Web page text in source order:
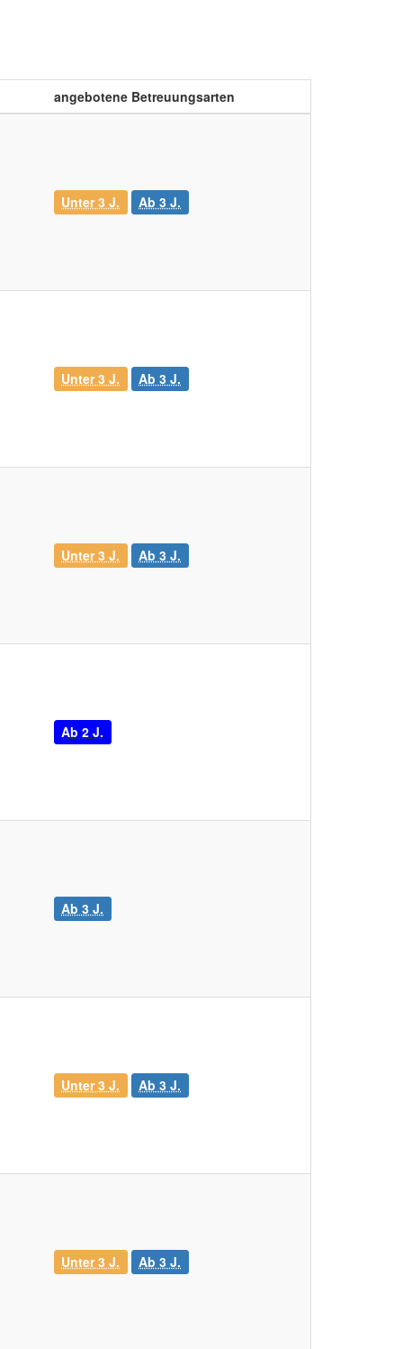
angebotene Betreuungsarten
Unter 3 J. Ab 3 J.
Unter 3 J. Ab 3 J.
Unter 3 J. Ab 3 J.
Ab 2 J.
Ab 3 J.
Unter 3 J. Ab 3 J.
Unter 3 J. Ab 3 J.